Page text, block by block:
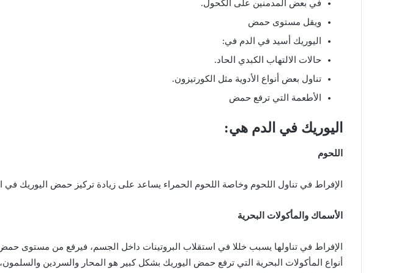
في بعض المدمنين على الكحول.
ويقل مستوى حمض
اليوريك أسيد في الدم في:
حالات الالتهاب الكبدي الحاد.
تناول بعض أنواع الأدوية مثل الكورتيزون.
الأطعمة التي ترفع حمض
اليوريك في الدم هي:
اللحوم
الإفراط في تناول اللحوم وخاصة اللحوم الحمراء يساعد على زيادة تركيز حمض اليوريك في
الأسماك والمأكولات البحرية
الإفراط في تناولها يسبب خللا في استقلاب البروتينات داخل الجسم، فيرفع من مستوى
أنواع
المأكولات البحرية التي ترفع حمض اليوريك بشكل كبير هو المحار والسردين والسلمون،